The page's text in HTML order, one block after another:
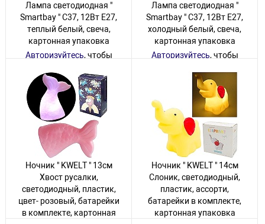
Лампа светодиодная "
Smartbay " С37, 12Вт Е27,
теплый белый, свеча,
картонная упаковка
Авторизуйтесь, чтобы
70 товаров
Лампа светодиодная "
Smartbay " С37, 12Вт Е27,
холодный белый, свеча,
картонная упаковка
Авторизуйтесь, чтобы
40 товаров
Ночник " KWELT " 13см
Хвост русалки,
светодиодный, пластик,
цвет- розовый, батарейки
в комплекте, картонная
Ночник " KWELT " 14см
Слоник, светодиодный,
пластик, ассорти,
батарейки в комплекте,
картонная упаковка